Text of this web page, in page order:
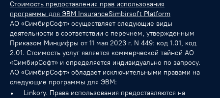
Стоимость предоставления прав использования
программы для ЭВМ InsuranceSimbirsoft Platform
АО «СимбирСофт» осуществляет следующие виды
деятельности в соответствии с перечнем, утвержденным
Приказом Минцифры от 11 мая 2023 г. N 449: код 1.01, код
2.01. Стоимость услуг является коммерческой тайной АО
«СимбирСофт» и определяется индивидуально по запросу.
АО «СимбирСофт» обладает исключительными правами на
следующие программы для ЭВМ:
Linkory. Права использования предоставляются на